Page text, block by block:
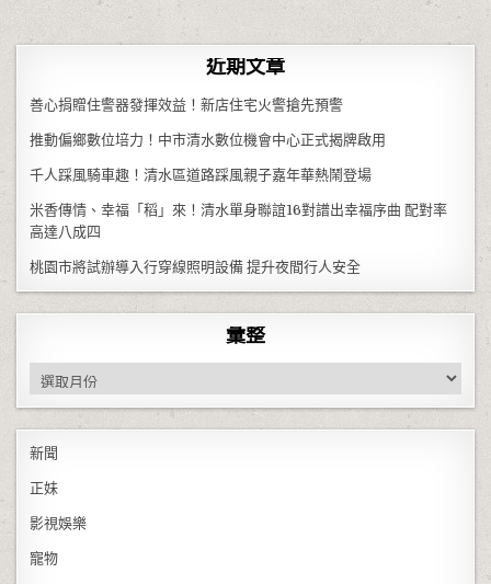
近期文章
善心捐贈住警器發揮效益！新店住宅火警搶先預警
推動偏鄉數位培力！中市清水數位機會中心正式揭牌啟用
千人踩風騎車趣！清水區道路踩風親子嘉年華熱鬧登場
米香傳情、幸福「稻」來！清水單身聯誼16對譜出幸福序曲 配對率
高達八成四
桃園市將試辦導入行穿線照明設備 提升夜間行人安全
彙整
彙整
新聞
正妹
影視娛樂
寵物